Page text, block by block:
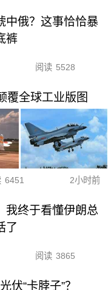
中俄？这事恰恰暴
裤
阅读 5528
覆全球工业版图
6451 2小时前
我终于看懂伊朗总
了
阅读 3865
伏“卡脖子”？